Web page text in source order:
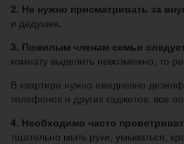
2. Не нужно присматривать за
и дедушек.
3. Пожилым членам семьи
комнату выделить невозможно, то
В квартире нужно ежедневно
телефонов и других гаджетов, все
4. Необходимо часто
тщательно мыть руки, умываться,